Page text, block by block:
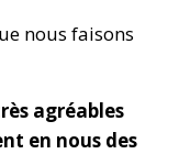
nous faisons
agréables
en nous des